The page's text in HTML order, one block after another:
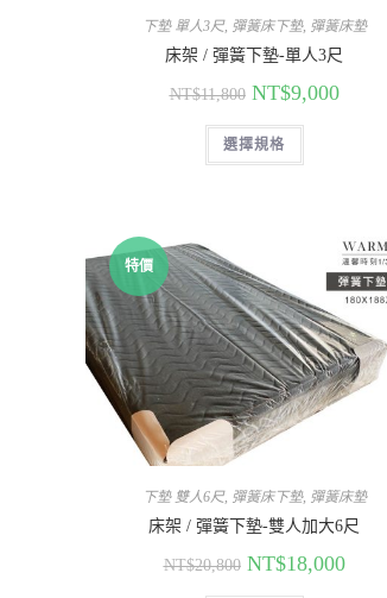
下墊 單人3尺, 彈簧床下墊, 彈簧床墊
床架 / 彈簧下墊-單人3尺
NT$11,800 NT$9,000
選擇規格
特價
下墊 雙人6尺, 彈簧床下墊, 彈簧床墊
床架 / 彈簧下墊-雙人加大6尺
NT$20,800 NT$18,000